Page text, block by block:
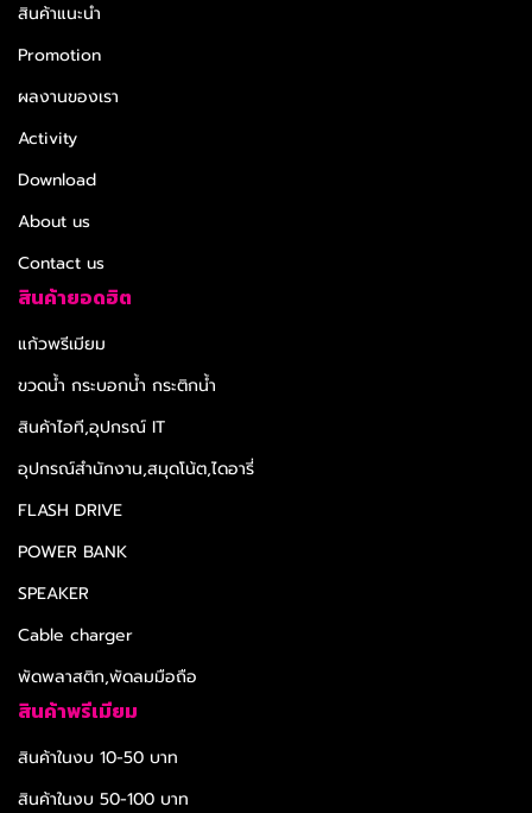
สินค้าแนะนำ
Promotion
ผลงานของเรา
Activity
Download
About us
Contact us
สินค้ายอดฮิต
แก้วพรีเมียม
ขวดน้ำ กระบอกน้ำ กระติกน้ำ
สินค้าไอที,อุปกรณ์ IT
อุปกรณ์สำนักงาน,สมุดโน้ต,ไดอารี่
FLASH DRIVE
POWER BANK
SPEAKER
Cable charger
พัดพลาสติก,พัดลมมือถือ
สินค้าพรีเมียม
สินค้าในงบ 10-50 บาท
สินค้าในงบ 50-100 บาท